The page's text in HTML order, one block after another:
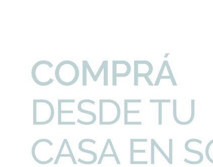
Griferia Alta De Lavatorio Monocomando Cromo Cl...
Art: CL-60408-LAV-ALTO
U$S
Art: CL-61003-BARRAL-N
U$S 909,42
Art: CL-60746-DUCHA-EMP